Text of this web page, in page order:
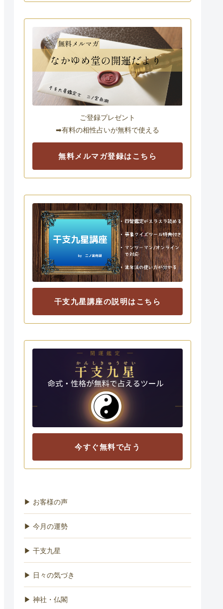
ご登録プレゼント
➡有料の相性占いが無料で使える
無料メルマガ登録はこちら
干支九星講座の説明はこちら
今すぐ無料で占う
▶ お客様の声
▶ 今月の運勢
▶ 干支九星
▶ 日々の気づき
▶ 神社・仏閣